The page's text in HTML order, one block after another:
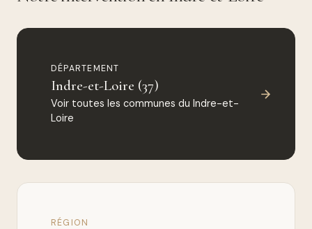
DÉPARTEMENT
Indre-et-Loire (37)
Voir toutes les communes du Indre-et-
Loire
RÉGION